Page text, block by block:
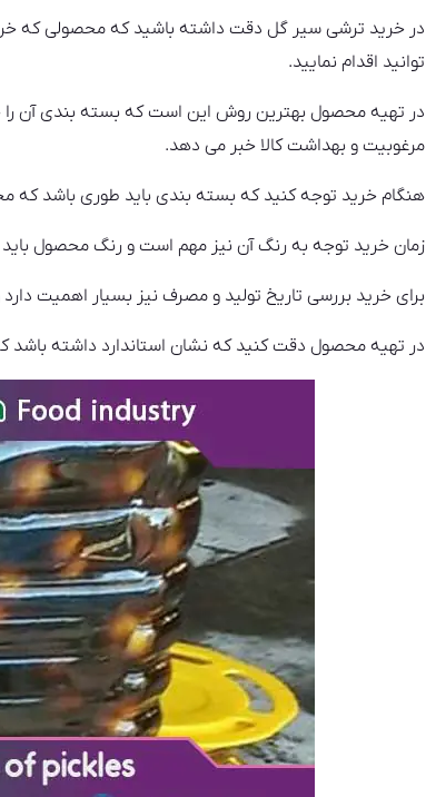
در خرید ترشی سیر گل دقت داشته باشید که محصولی که
توانید اقدام نمایید.
در تهیه محصول بهترین روش این است که بسته بندی آن را
مرغوبیت و بهداشت کالا خبر می دهد.
هنگام خرید توجه کنید که بسته بندی باید طوری باشد که
زمان خرید توجه به رنگ آن نیز مهم است و رنگ محصول
برای خرید بررسی تاریخ تولید و مصرف نیز بسیار اهمیت
در تهیه محصول دقت کنید که نشان استاندارد داشته